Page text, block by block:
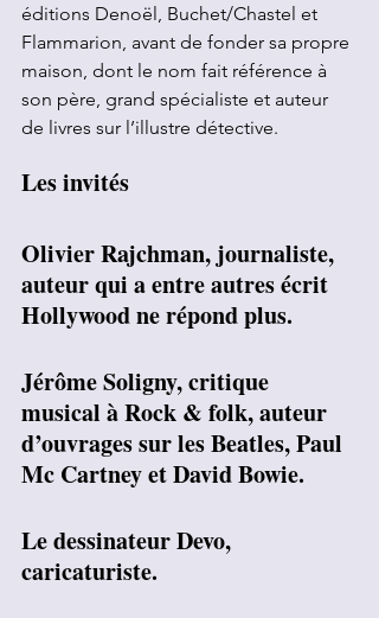
éditions Denoël, Buchet/Chastel et
Flammarion, avant de fonder sa propre
maison, dont le nom fait référence à
son père, grand spécialiste et auteur
de livres sur l’illustre détective.
Les invités
Olivier Rajchman, journaliste,
auteur qui a entre autres écrit
Hollywood ne répond plus.
Jérôme Soligny, critique
musical à Rock & folk, auteur
d’ouvrages sur les Beatles, Paul
Mc Cartney et David Bowie.
Le dessinateur Devo,
caricaturiste.